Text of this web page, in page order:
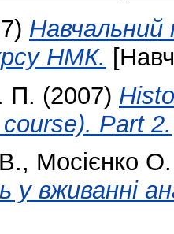
Навчальний
НМК.
П. (2007)
Part 2.
, Мосієнко
вживанні